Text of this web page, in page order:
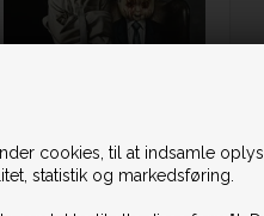
cookies, til at indsamle
statistik og markedsføring.
DKK 5.000,00